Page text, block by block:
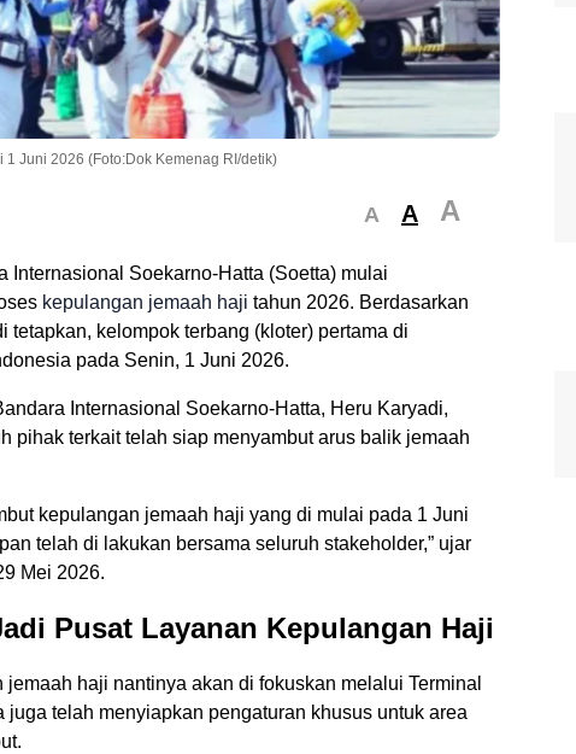
Juni 2026 (Foto:Dok Kemenag RI/detik)
A A A
Internasional Soekarno-Hatta (Soetta) mulai
kepulangan jemaah haji tahun 2026. Berdasarkan
tetapkan, kelompok terbang (kloter) pertama di
pada Senin, 1 Juni 2026.
Internasional Soekarno-Hatta, Heru Karyadi,
pihak terkait telah siap menyambut arus balik jemaah
kepulangan jemaah haji yang di mulai pada 1 Juni
telah di lakukan bersama seluruh stakeholder,” ujar
Mei 2026.
Pusat Layanan Kepulangan Haji
jemaah haji nantinya akan di fokuskan melalui Terminal
juga telah menyiapkan pengaturan khusus untuk area